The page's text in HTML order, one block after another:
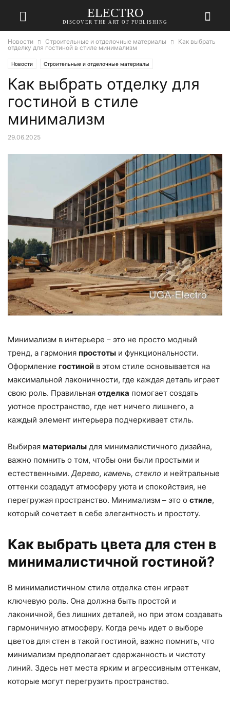
ELECTRO
DISCOVER THE ART OF PUBLISHING
Новости Строительные и отделочные материалы
Как выбрать
отделку для гостиной в стиле минимализм
Новости Строительные и отделочные материалы
Как выбрать отделку для
гостиной в стиле
минимализм
29.06.2025
Минимализм в интерьере – это не просто модный
тренд, а гармония простоты и функциональности.
Оформление гостиной в этом стиле основывается на
максимальной лаконичности, где каждая деталь играет
свою роль. Правильная отделка помогает создать
уютное пространство, где нет ничего лишнего, а
каждый элемент интерьера подчеркивает стиль.
Выбирая материалы для минималистичного дизайна,
важно помнить о том, чтобы они были простыми и
естественными. Дерево, камень, стекло и нейтральные
оттенки создадут атмосферу уюта и спокойствия, не
перегружая пространство. Минимализм – это о стиле,
который сочетает в себе элегантность и простоту.
Как выбрать цвета для стен в
минималистичной гостиной?
В минималистичном стиле отделка стен играет
ключевую роль. Она должна быть простой и
лаконичной, без лишних деталей, но при этом создавать
гармоничную атмосферу. Когда речь идет о выборе
цветов для стен в такой гостиной, важно помнить, что
минимализм предполагает сдержанность и чистоту
линий. Здесь нет места ярким и агрессивным оттенкам,
которые могут перегрузить пространство.